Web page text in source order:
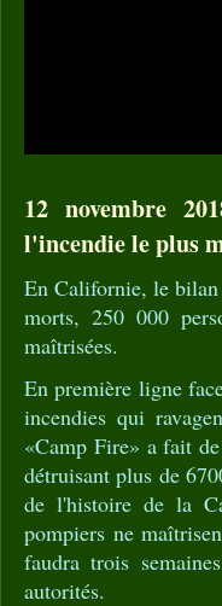
12 novembre
l'incendie le plus
En Californie, le bilan
morts, 250 000
maîtrisées.
En première ligne
incendies qui
«Camp Fire» a fait
détruisant plus de
de l'histoire de la
pompiers ne
faudra trois
autorités.